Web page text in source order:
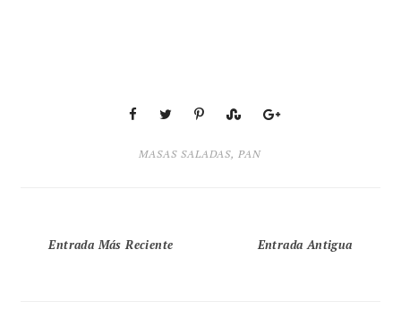
MASAS SALADAS,PAN
Entrada Más Reciente Entrada Antigua